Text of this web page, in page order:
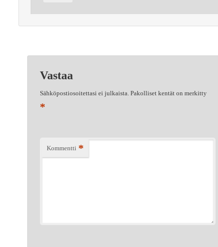
Vastaa
Sähköpostiosoitettasi ei julkaista. Pakolliset kentät on merkitty
*
Kommentti *